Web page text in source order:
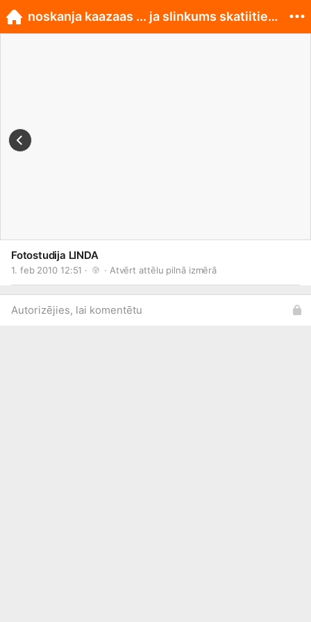
Fotostudija LINDA
1. feb 2010 12:51 · · Atvērt attēlu pilnā izmērā
Autorizējies, lai komentētu
noskanja kaazaas ... ja slinkums skatiities maajas